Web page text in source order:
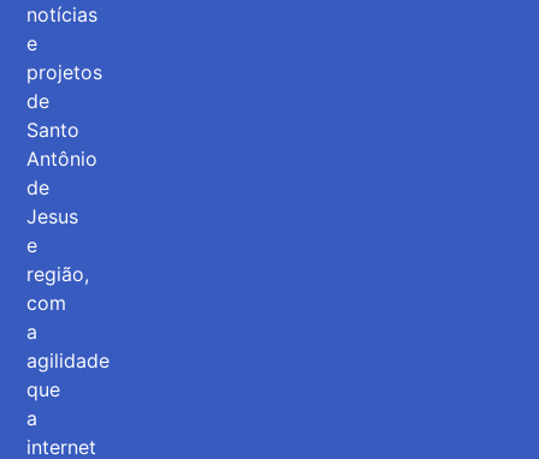
notícias
e
projetos
de
Santo
Antônio
de
Jesus
e
região,
com
a
agilidade
que
a
internet